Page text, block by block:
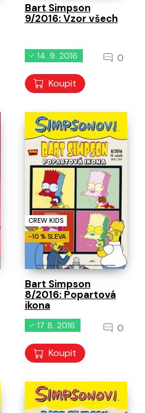
Bart Simpson
9/2016: Vzor všech
14. 9. 2016 0
Koupit
CREW KIDS
-10 % SLEVA
Bart Simpson
8/2016: Popartová
ikona
17. 8. 2016 0
Koupit